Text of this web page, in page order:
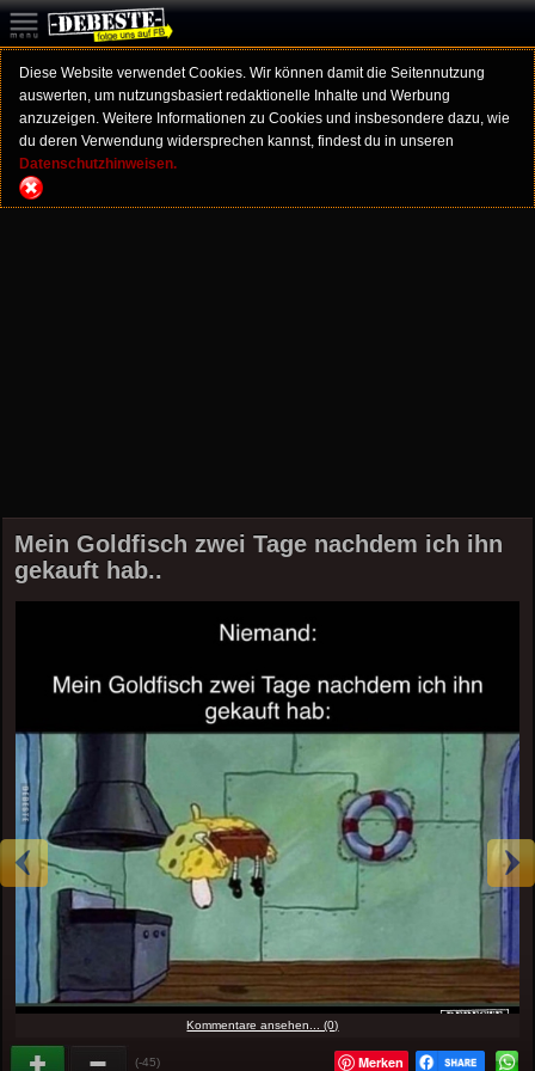
Diese Website verwendet Cookies. Wir können damit die Seitennutzung
auswerten, um nutzungsbasiert redaktionelle Inhalte und Werbung
anzuzeigen. Weitere Informationen zu Cookies und insbesondere dazu, wie
du deren Verwendung widersprechen kannst, findest du in unseren
Datenschutzhinweisen.
Mein Goldfisch zwei Tage nachdem ich ihn
gekauft hab..
Kommentare ansehen... (0)
(-45) Merken